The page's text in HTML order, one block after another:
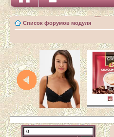
Список форумов модуля